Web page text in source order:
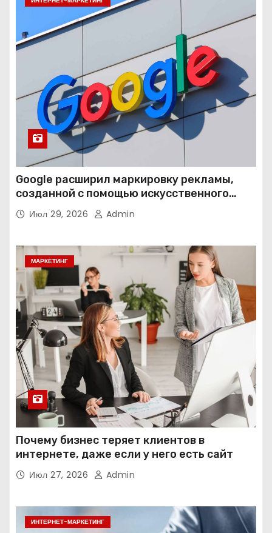
Google расширил маркировку рекламы,
созданной с помощью искусственного
интеллекта
Июл 29, 2026 Admin
МАРКЕТИНГ
Почему бизнес теряет клиентов в
интернете, даже если у него есть сайт
Июл 27, 2026 Admin
ИНТЕРНЕТ-МАРКЕТИНГ